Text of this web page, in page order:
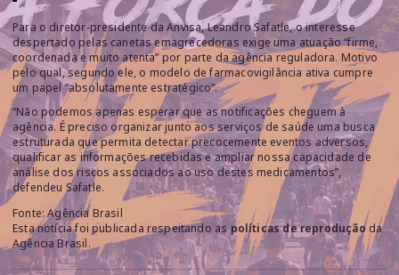
Para o diretor-presidente da Anvisa, Leandro Safatle, o interesse
despertado pelas canetas emagrecedoras exige uma atuação “firme,
coordenada e muito atenta” por parte da agência reguladora. Motivo
pelo qual, segundo ele, o modelo de farmacovigilância ativa cumpre
um papel “absolutamente estratégico”.
“Não podemos apenas esperar que as notificações cheguem à
agência. É preciso organizar junto aos serviços de saúde uma busca
estruturada que permita detectar precocemente eventos adversos,
qualificar as informações recebidas e ampliar nossa capacidade de
análise dos riscos associados ao uso destes medicamentos”,
defendeu Safatle.
Fonte: Agência Brasil
Esta notícia foi publicada respeitando aspolíticas de reproduçãoda
Agência Brasil.